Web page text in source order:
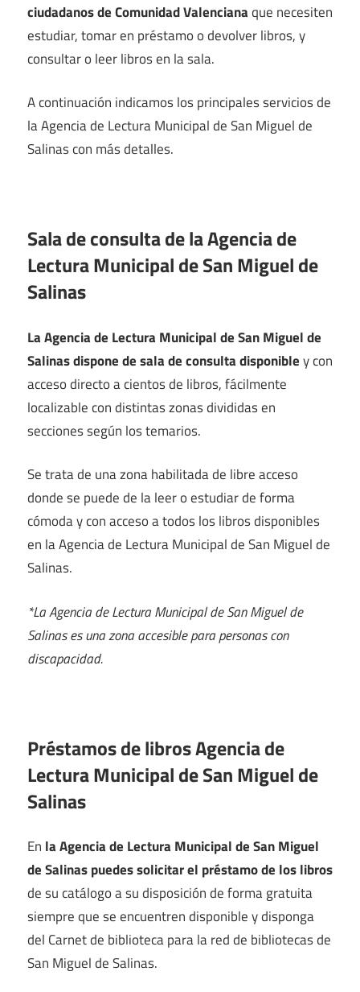
ciudadanos de Comunidad Valencianaque necesiten
estudiar, tomar en préstamo o devolver libros, y
consultar o leer libros en la sala.
A continuación indicamos los principales servicios de
la Agencia de Lectura Municipal de San Miguel de
Salinas con más detalles.
Sala de consulta de la Agencia de
Lectura Municipal de San Miguel de
Salinas
La Agencia de Lectura Municipal de San Miguel de
Salinas dispone de sala de consulta disponibley con
acceso directo a cientos de libros, fácilmente
localizable con distintas zonas divididas en
secciones según los temarios.
Se trata de una zona habilitada de libre acceso
donde se puede de la leer o estudiar de forma
cómoda y con acceso a todos los libros disponibles
en la Agencia de Lectura Municipal de San Miguel de
Salinas.
*La Agencia de Lectura Municipal de San Miguel de
Salinas es una zona accesible para personas con
discapacidad.
Préstamos de libros Agencia de
Lectura Municipal de San Miguel de
Salinas
En la Agencia de Lectura Municipal de San Miguel
de Salinas puedes solicitar el préstamo de los libros
de su catálogo a su disposición de forma gratuita
siempre que se encuentren disponible y disponga
del Carnet de biblioteca para la red de bibliotecas de
San Miguel de Salinas.